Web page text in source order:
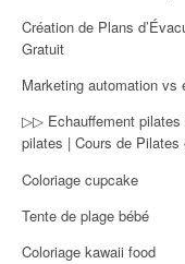
Création de Plans
Gratuit
Marketing automation vs
▷▷ Echauffement pilates
pilates | Cours de Pilates
Coloriage cupcake
Tente de plage bébé
Coloriage kawaii food